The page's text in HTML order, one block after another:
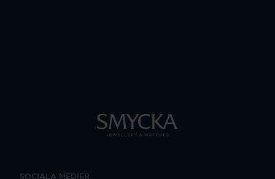
SOCIALA MEDIER